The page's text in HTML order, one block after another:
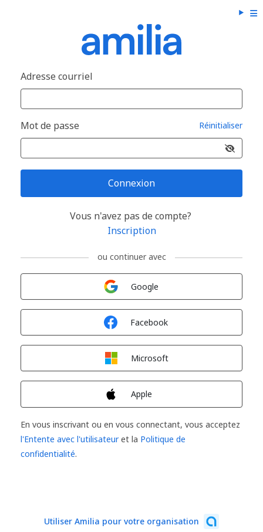
Adresse courriel
Mot de passe Réinitialiser
Connexion
Vous n'avez pas de compte?
Inscription
ou continuer avec
Google
Facebook
Microsoft
Apple
En vous inscrivant ou en vous connectant, vous acceptez
l'Entente avec l'utilisateuret la Politique de
confidentialité.
Utiliser Amilia pour votre organisation